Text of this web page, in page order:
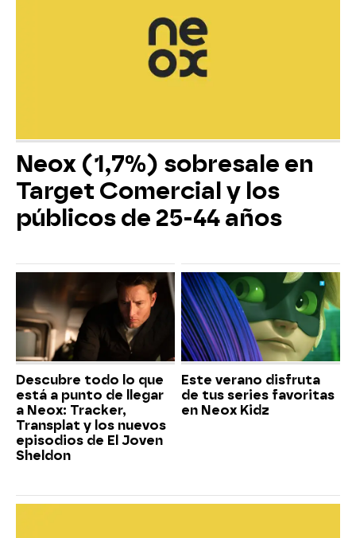
Neox (1,7%) sobresale en
Target Comercial y los
públicos de 25-44 años
Descubre todo lo que
está a punto de llegar
a Neox: Tracker,
Transplat y los nuevos
episodios de El Joven
Sheldon
Este verano disfruta
de tus series favoritas
en Neox Kidz